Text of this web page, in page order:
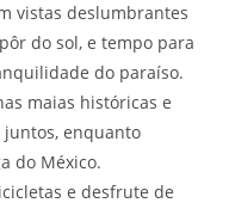
vistas deslumbrantes
do sol, e tempo para
do paraíso.
maias históricas e
enquanto
do México.
e desfrute de